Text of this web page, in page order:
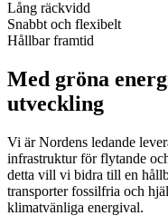
Lång räckvidd
Snabbt och flexibelt
Hållbar framtid
Med gröna
utveckling
Vi är Nordens ledande
infrastruktur för flytande
detta vill vi bidra till en
transporter fossilfria och
klimatvänliga energival.